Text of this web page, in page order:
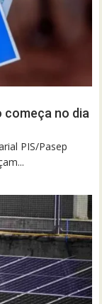
começa no dia
PIS/Pasep